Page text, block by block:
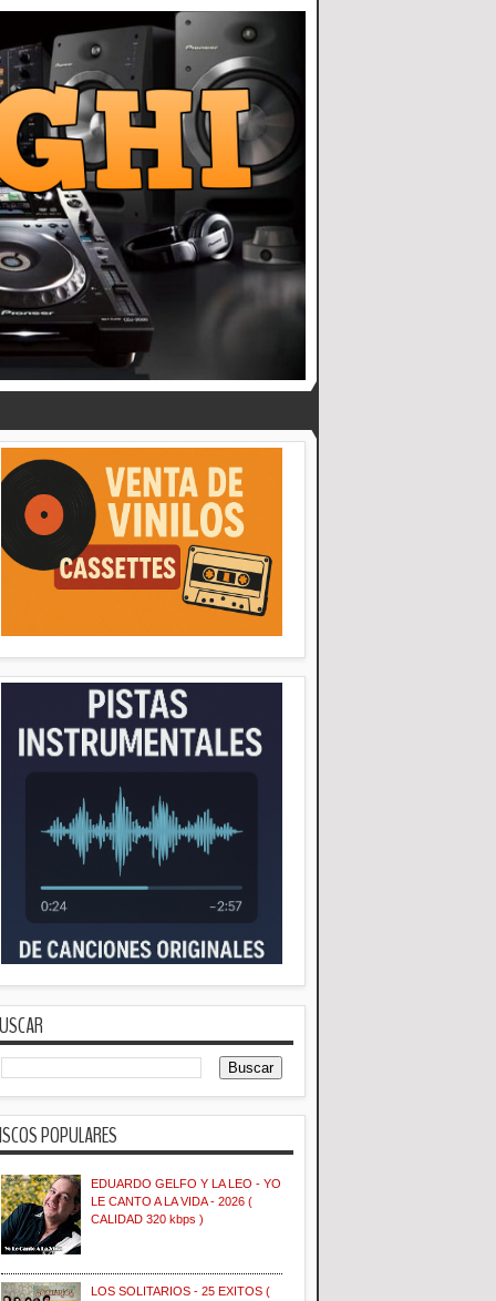
POPULARES
EDUARDO GELFO Y LA LEO - YO
LE CANTO A LA VIDA - 2026 (
CALIDAD 320 kbps )
LOS SOLITARIOS - 25 EXITOS (